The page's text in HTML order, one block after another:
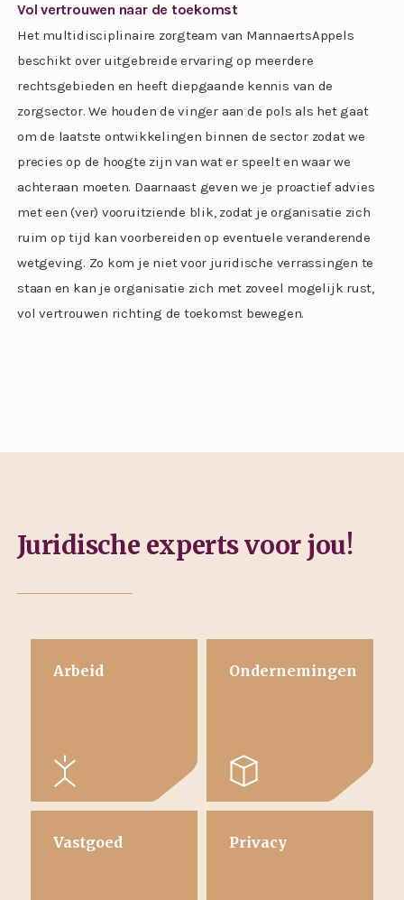
Vol vertrouwen naar de toekomst
Het multidisciplinaire zorgteam van MannaertsAppels
beschikt over uitgebreide ervaring op meerdere
rechtsgebieden en heeft diepgaande kennis van de
zorgsector. We houden de vinger aan de pols als het gaat
om de laatste ontwikkelingen binnen de sector zodat we
precies op de hoogte zijn van wat er speelt en waar we
achteraan moeten. Daarnaast geven we je proactief advies
met een (ver) vooruitziende blik, zodat je organisatie zich
ruim op tijd kan voorbereiden op eventuele veranderende
wetgeving. Zo kom je niet voor juridische verrassingen te
staan en kan je organisatie zich met zoveel mogelijk rust,
vol vertrouwen richting de toekomst bewegen.
Juridische experts voor jou!
Arbeid Ondernemingen
Vastgoed Privacy